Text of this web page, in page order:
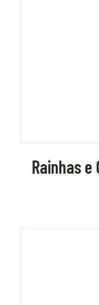
Rainhas e